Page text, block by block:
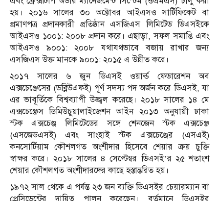
হয়। ২০১৬ সালের ৩০ অক্টোবর আইএসও সার্টিফিকেট বা
প্রমাণপত্র প্রদানকারী প্রতিষ্ঠান এসজিএস লিমিটেড ডিএসইকে
আইএসও ১০০১: ২০০৮ প্রদান করে। এছাড়া, সফল সমাপ্তি এবং
আইএসও ৯০০১: ২০০৮ যথাযথভাবে বজায় রাখার জন্য
এসজিএস উক্ত মানকে ৯০০১: ২০১৫ এ উন্নীত করে।
২০১৭ সালের ৬ জুন ডিএসই ওয়ার্ল্ড ফেডারেশন অব
এক্সচেঞ্জেসের (ডব্লিউএফই) পূর্ণ সদস্য পদ অর্জন করে ডিএসই, যা
এর ভাবূর্তিকে বিশ্বব্যাপী উজ্জ্বল করেছে। ২০১৮ সালের ১৪ মে
এক্সচেঞ্জেস ডিমিউচুয়ালাইজেশন আইন ২০১৩ অনুযায়ী ঢাকা
স্টক এক্সচেঞ্জ লিমিটেডের সঙ্গে শেনজেন স্টক এক্সচেঞ্জ
(এসজেডএসই) এবং সাংহাই স্টক এক্সচেঞ্জের (এসএই)
কনসোর্টিয়াম কৌশলগত অংশীদার হিসেবে শেয়ার ক্রয় চুক্তি
স্বাক্ষর করে। ২০১৮ সালের ৪ সেপ্টেম্বর ডিএসই’র ২৫ শতাংশ
শেয়ার কৌশলগত অংশীদারদের কাছে হস্তান্তরিত হয়।
১৯৭২ সাল থেকে এ পর্যন্ত ২৩ জন ব্যক্তি ডিএসইর চেয়ারম্যান বা